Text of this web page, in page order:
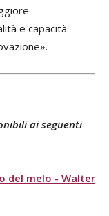
e capacità
ai seguenti
del melo - Walter